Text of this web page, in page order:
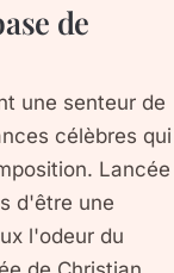
de
une senteur de
célèbres qui
Lancée
d'être une
l'odeur du